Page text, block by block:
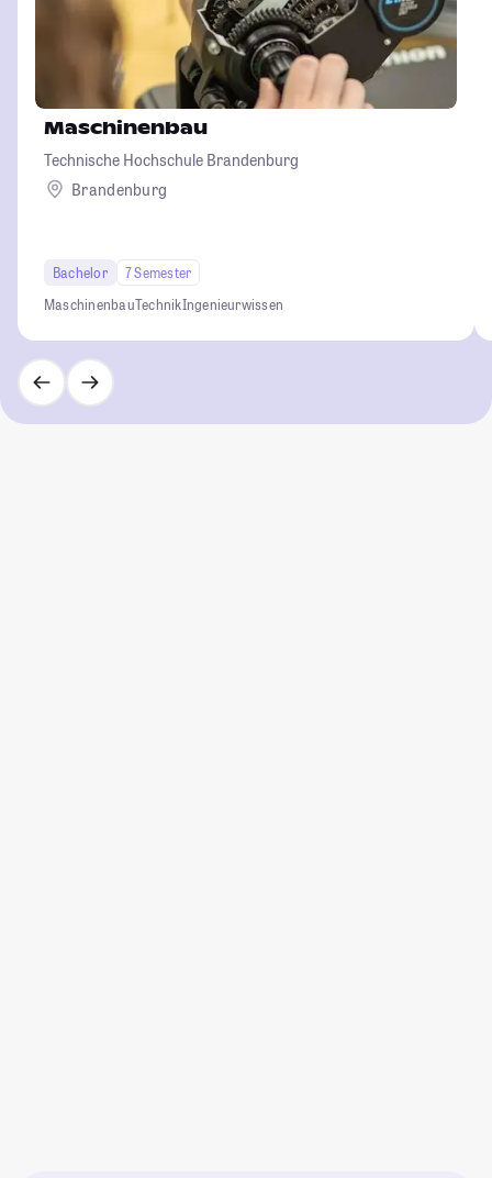
Maschinenbau
Technische Hochschule Brandenburg
Brandenburg
Bachelor
7 Semester
MaschinenbauTechnikIngenieurwissen